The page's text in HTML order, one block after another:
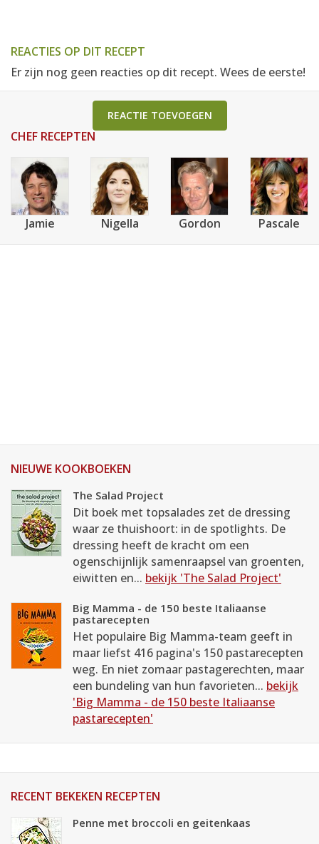
REACTIES OP DIT RECEPT
Er zijn nog geen reacties op dit recept. Wees de eerste!
REACTIE TOEVOEGEN
CHEF RECEPTEN
Jamie Nigella Gordon Pascale
NIEUWE KOOKBOEKEN
The Salad Project
Dit boek met topsalades zet de dressing
waar ze thuishoort: in de spotlights. De
dressing heeft de kracht om een
ogenschijnlijk samenraapsel van groenten,
eiwitten en... bekijk 'The Salad Project'
Big Mamma - de 150 beste Italiaanse
pastarecepten
Het populaire Big Mamma-team geeft in
maar liefst 416 pagina's 150 pastarecepten
weg. En niet zomaar pastagerechten, maar
een bundeling van hun favorieten... bekijk
'Big Mamma - de 150 beste Italiaanse
pastarecepten'
RECENT BEKEKEN RECEPTEN
Penne met broccoli en geitenkaas